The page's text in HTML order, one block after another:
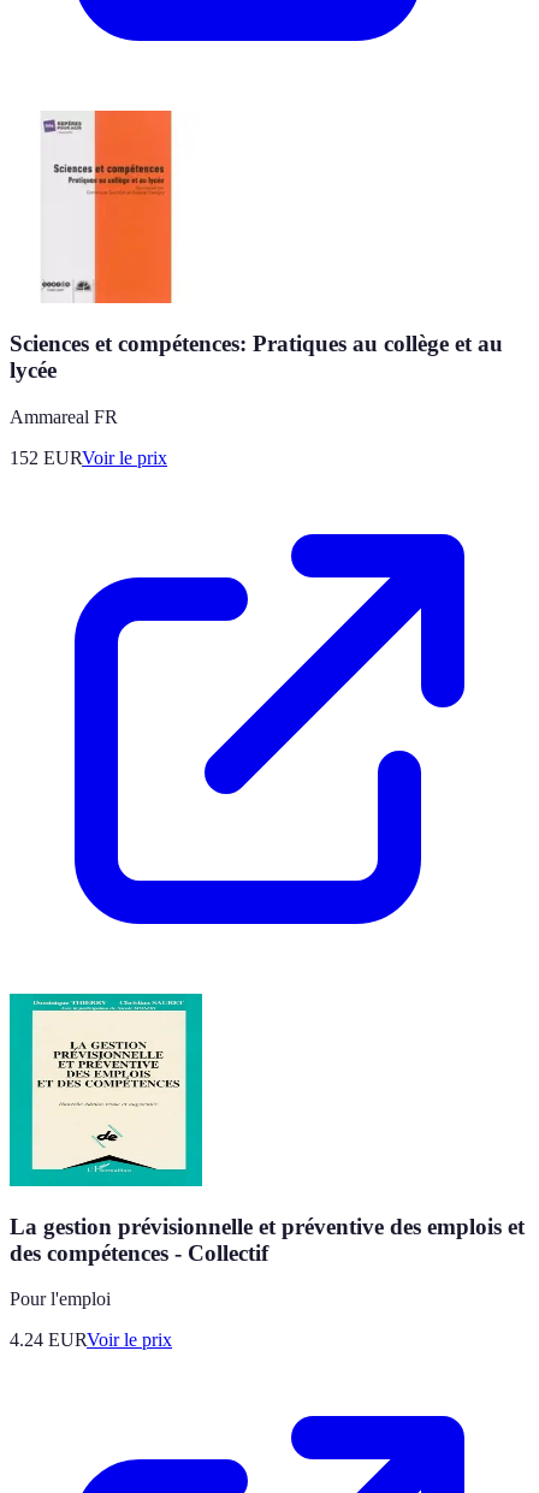
Sciences et compétences: Pratiques au collège et au
lycée
Ammareal FR
152 EURVoir le prix
La gestion prévisionnelle et préventive des emplois et
des compétences - Collectif
Pour l'emploi
4.24 EURVoir le prix